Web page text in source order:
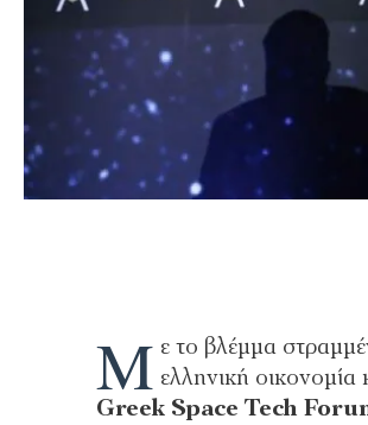
Μ ε το βλέμμα
ελληνική
Greek Space Tech